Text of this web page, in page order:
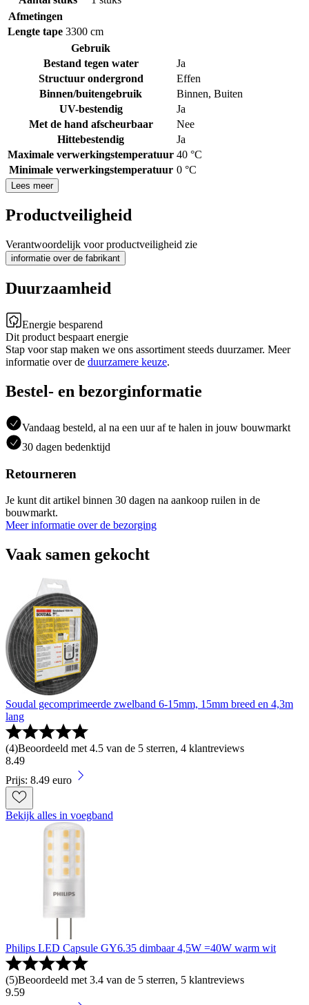
Afmetingen
Lengte tape 3300 cm
Gebruik
Bestand tegen water
Ja
Structuur ondergrond
Effen
Binnen/buitengebruik
Binnen, Buiten
UV-bestendig
Ja
Met de hand afscheurbaar
Nee
Hittebestendig
Ja
Maximale verwerkingstemperatuur 40 °C
Minimale verwerkingstemperatuur 0 °C
Lees meer
Productveiligheid
Verantwoordelijk voor productveiligheid zie
informatie over de fabrikant
Duurzaamheid
Energie besparend
Dit product bespaart energie
Stap voor stap maken we ons assortiment steeds duurzamer. Meer
informatie over de duurzamere keuze.
Bestel- en bezorginformatie
Vandaag besteld, al na een uur af te halen in jouw bouwmarkt
30 dagen bedenktijd
Retourneren
Je kunt dit artikel binnen 30 dagen na aankoop ruilen in de
bouwmarkt.
Meer informatie over de bezorging
Vaak samen gekocht
Soudal gecomprimeerde zwelband 6-15mm, 15mm breed en 4,3m
lang
(4)Beoordeeld met 4.5 van de 5 sterren, 4 klantreviews
8.49
Prijs: 8.49 euro
Bekijk alles in voegband
Philips LED Capsule GY6.35 dimbaar 4,5W =40W warm wit
(5)Beoordeeld met 3.4 van de 5 sterren, 5 klantreviews
9.59